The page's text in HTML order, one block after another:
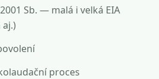
Sb. — malá i velká EIA
proces